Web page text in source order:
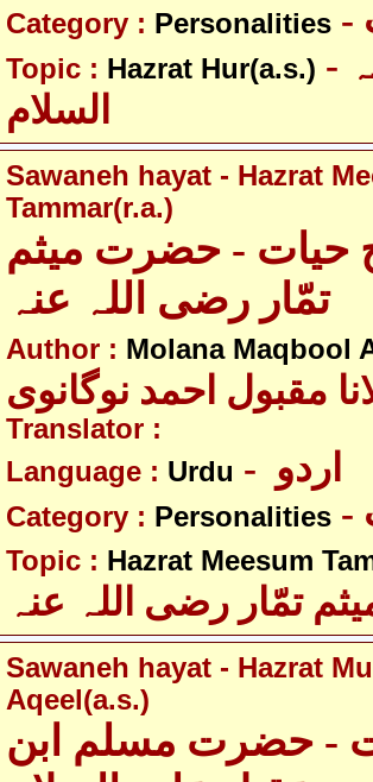
Category : Personalities
Topic : Hazrat Hur(a.s.) - حضرت حر علیہ
السلام
Sawaneh hayat - Hazrat
Tammar(r.a.)
حیات - حضرت میثم
تمّار رضی اللہ عنہ
Author : Molana Maqbool
مقبول احمد نوگانوی
Translator :
Language : Urdu
Category : Personalities
Topic : Hazrat Meesum
تمّار رضی اللہ عنہ
Sawaneh hayat - Hazrat
Aqeel(a.s.)
- حضرت مسلم ابن